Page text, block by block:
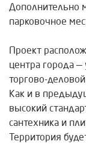
Дополнительно
парковочное
Проект
центра города —
торгово-
Как и в
высокий
сантехника и
Территория